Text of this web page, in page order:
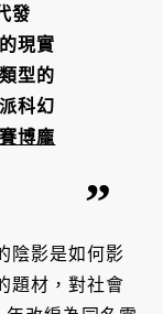
發
現實
型的
科幻
賽博龐
陰影是如何影
題材，對社會